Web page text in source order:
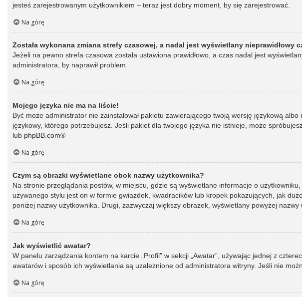
jesteś zarejestrowanym użytkownikiem – teraz jest dobry moment, by się zarejestrować.
Na górę
Została wykonana zmiana strefy czasowej, a nadal jest wyświetlany nieprawidłowy
Jeżeli na pewno strefa czasowa została ustawiona prawidłowo, a czas nadal jest
administratora, by naprawił problem.
Na górę
Mojego języka nie ma na liście!
Być może administrator nie zainstalował pakietu zawierającego twoją wersję językową
językowy, którego potrzebujesz. Jeśli pakiet dla twojego języka nie istnieje, może
lub phpBB.com®
Na górę
Czym są obrazki wyświetlane obok nazwy użytkownika?
Na stronie przeglądania postów, w miejscu, gdzie są wyświetlane informacje o
używanego stylu jest on w formie gwiazdek, kwadracików lub kropek pokazujących, jak
poniżej nazwy użytkownika. Drugi, zazwyczaj większy obrazek, wyświetlany powyżej
Na górę
Jak wyświetlić awatar?
W panelu zarządzania kontem na karcie „Profil” w sekcji „Awatar”, używając jednej z
awatarów i sposób ich wyświetlania są uzależnione od administratora witryny. Jeśli nie
Na górę